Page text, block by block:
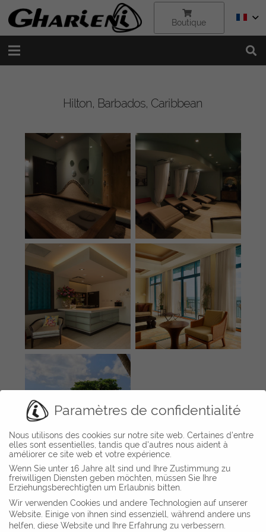
Boutique
Hilton, Barbados, Caribbean
AIGO Familien- &
Sportresort, Aigen-
Schlägl, Austria
Guerlain Champs-
Elysées, Paris, France
Paramètres de confidentialité
Nous utilisons des cookies sur notre site web. Certaines d'entre
elles sont essentielles, tandis que d'autres nous aident à
améliorer ce site web et votre expérience.
Wenn Sie unter 16 Jahre alt sind und Ihre Zustimmung zu
freiwilligen Diensten geben möchten, müssen Sie Ihre
Erziehungsberechtigten um Erlaubnis bitten.
Wir verwenden Cookies und andere Technologien auf unserer
Website. Einige von ihnen sind essenziell, während andere uns
helfen, diese Website und Ihre Erfahrung zu verbessern.